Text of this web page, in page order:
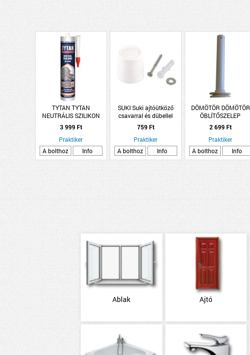
TYTAN TYTAN
NEUTRÁLIS SZILIKON
SZÍNTELEN
3 999 Ft
Praktiker
A bolthoz
Info
SUKI Suki ajtóütköző
csavarral és dübellel
26mm, fehér, 2 darab
759 Ft
Praktiker
A bolthoz
Info
DÖMÖTÖR DÖMÖTÖR
ÖBLÍTŐSZELEP
TÁNYÉRTÖMÍTÉSSEL
2 699 Ft
Praktiker
A bolthoz
Info
Ablak Ajtó